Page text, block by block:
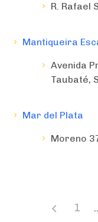
R. Rafael
Mantiqueira
Avenida
Taubaté,
Mar del Plata
Moreno
1